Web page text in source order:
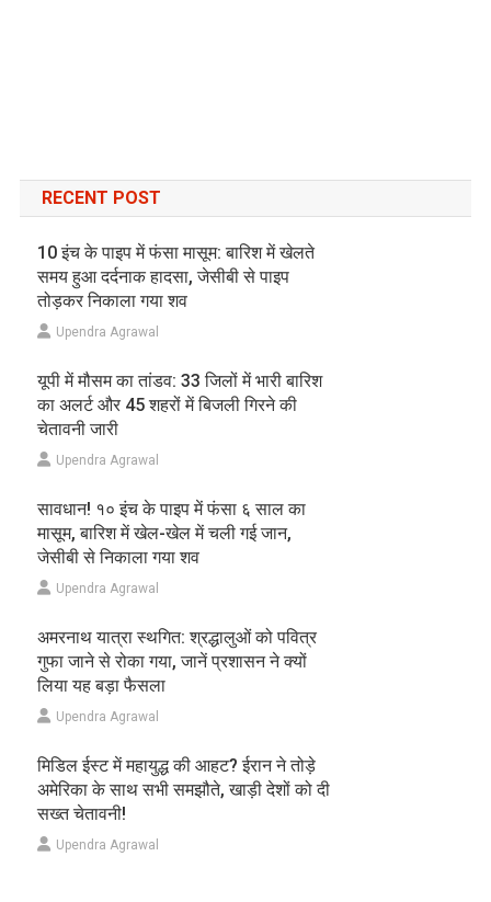
RECENT POST
10 इंच के पाइप में फंसा मासूम: बारिश में खेलते
समय हुआ दर्दनाक हादसा, जेसीबी से पाइप
तोड़कर निकाला गया शव
Upendra Agrawal
यूपी में मौसम का तांडव: 33 जिलों में भारी बारिश
का अलर्ट और 45 शहरों में बिजली गिरने की
चेतावनी जारी
Upendra Agrawal
सावधान! १० इंच के पाइप में फंसा ६ साल का
मासूम, बारिश में खेल-खेल में चली गई जान,
जेसीबी से निकाला गया शव
Upendra Agrawal
अमरनाथ यात्रा स्थगित: श्रद्धालुओं को पवित्र
गुफा जाने से रोका गया, जानें प्रशासन ने क्यों
लिया यह बड़ा फैसला
Upendra Agrawal
मिडिल ईस्ट में महायुद्ध की आहट? ईरान ने तोड़े
अमेरिका के साथ सभी समझौते, खाड़ी देशों को दी
सख्त चेतावनी!
Upendra Agrawal